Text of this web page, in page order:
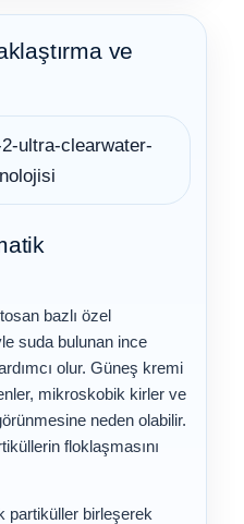
ve
bazlı özel
suda bulunan ince
olur. Güneş kremi
mikroskobik kirler ve
neden olabilir.
floklaşmasını
partiküller birleşerek